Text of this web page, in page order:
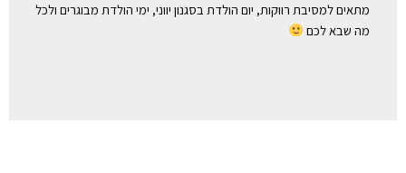
מתאים למסיבת רווקות, יום הולדת בסגנון יווני, ימי הולדת מבוגרים ולכל
מה שבא לכם